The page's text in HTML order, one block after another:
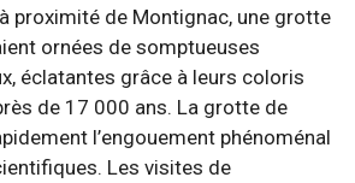
proximité de Montignac, une grotte
ornées de somptueuses
éclatantes grâce à leurs coloris
de 17 000 ans. La grotte de
l’engouement phénoménal
Les visites de